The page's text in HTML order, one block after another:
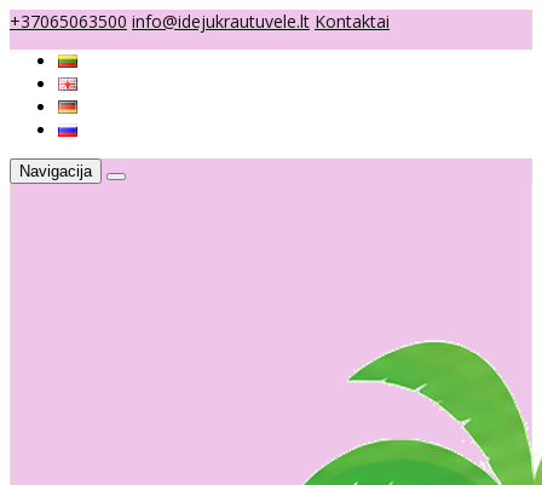
+37065063500 info@idejukrautuvele.lt Kontaktai
Navigacija